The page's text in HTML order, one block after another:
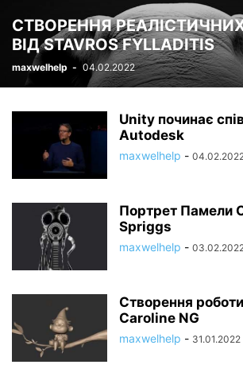
СТВОРЕННЯ
ВІД STAVROS FYLLADITIS
maxwelhelp - 04.02.2022
Unity починає
Autodesk
maxwelhelp -
Портрет Памели
Spriggs
maxwelhelp -
Створення
Caroline NG
maxwelhelp - 31.01.2022